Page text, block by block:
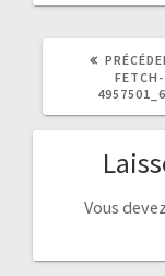
FETCH-
Vous devez